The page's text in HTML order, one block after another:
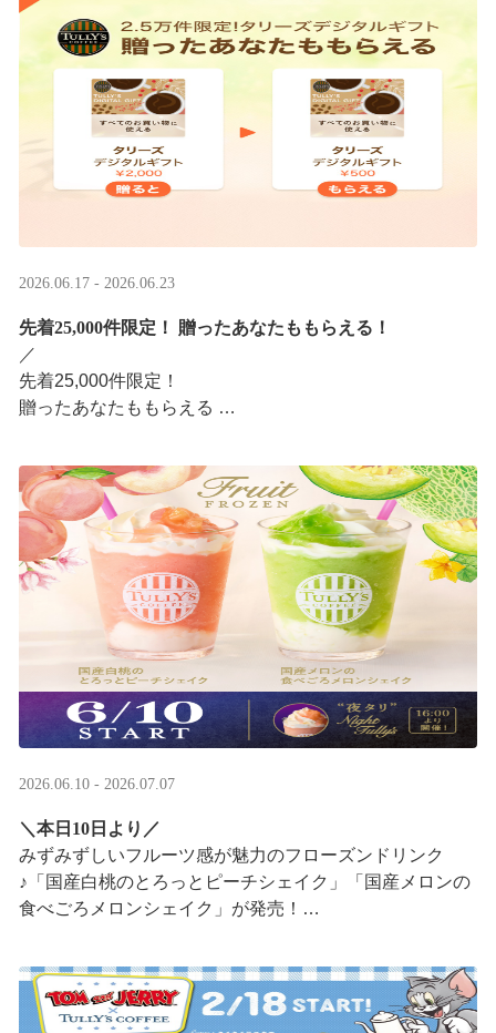
2026.06.17 - 2026.06.23
先着25,000件限定！​ 贈ったあなたももらえる！
／ ​
先着25,000件限定！​
贈ったあなたももらえる ​
LINEギフト限定！タリーズデジタルギフト2,000円分を贈
ると、自分も500円分のデジタルギフトがもらえるキャン
ペーンがスタ ···
2026.06.10 - 2026.07.07
＼本日10日より／
みずみずしいフルーツ感が魅力のフローズンドリンク
♪「国産白桃のとろっとピーチシェイク」「国産メロンの
食べごろメロンシェイク」が発売！
ホイップクリームが無料で2倍 ···